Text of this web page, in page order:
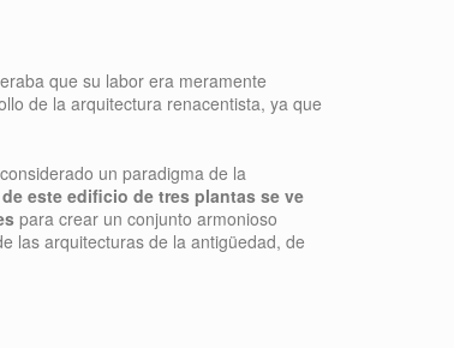
que su labor era meramente
de la arquitectura renacentista, ya que
un paradigma de la
este edificio de tres plantas se ve
para crear un conjunto armonioso
las arquitecturas de la antigüedad, de